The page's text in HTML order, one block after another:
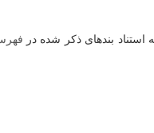
استناد بندهای ذکر شده در